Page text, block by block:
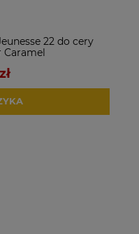
22 do cery
Caramel